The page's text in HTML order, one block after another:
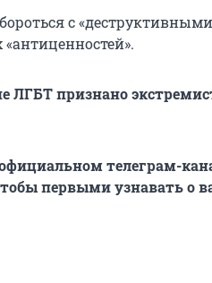
бороться с
ЛГБТ признано
телеграм-
первыми узнавать о